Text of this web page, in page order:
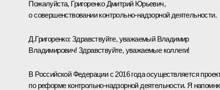
Пожалуйста, Григоренко Дмитрий Юрьевич,
о совершенствовании контрольно‑надзорной деятельности.
Д.Григоренко: Здравствуйте, уважаемый Владимир
Владимирович! Здравствуйте, уважаемые коллеги!
В Российской Федерации с 2016 года осуществляется
по реформе контрольно‑надзорной деятельности. Я